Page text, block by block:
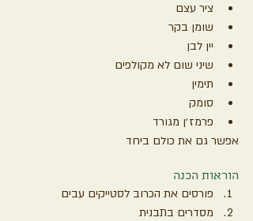
ציר עצם
שומן בקר
יין לבן
שיני שום לא מקולפים
תימין
סומק
פרמז׳ן מגורד
אפשר גם את כולם ביחד
הוראות הכנה
פורסים את הכרוב לסטייקים עבים
מסדרים בתבנית